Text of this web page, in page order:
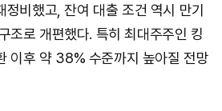
정비했고, 잔여 대출 조건 역시 만기
조로 개편했다. 특히 최대주주인 킹
이후 약 38% 수준까지 높아질 전망